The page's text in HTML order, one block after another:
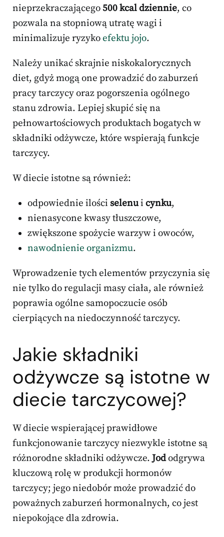
nieprzekraczającego500 kcal dziennie, co
pozwala na stopniową utratę wagi i
minimalizuje ryzykoefektu jojo.
Należy unikać skrajnie niskokalorycznych
diet, gdyż mogą one prowadzić do zaburzeń
pracy tarczycy oraz pogorszenia ogólnego
stanu zdrowia. Lepiej skupić się na
pełnowartościowych produktach bogatych w
składniki odżywcze, które wspierają funkcje
tarczycy.
W diecie istotne są również:
odpowiednie ilości selenui cynku,
nienasycone kwasy tłuszczowe,
zwiększone spożycie warzyw i owoców,
nawodnienie organizmu.
Wprowadzenie tych elementów przyczynia się
nie tylko do regulacji masy ciała, ale również
poprawia ogólne samopoczucie osób
cierpiących na niedoczynność tarczycy.
Jakie składniki
odżywcze są istotne w
diecie tarczycowej?
W diecie wspierającej prawidłowe
funkcjonowanie tarczycy niezwykle istotne są
różnorodne składniki odżywcze.Jododgrywa
kluczową rolę w produkcji hormonów
tarczycy; jego niedobór może prowadzić do
poważnych zaburzeń hormonalnych, co jest
niepokojące dla zdrowia.